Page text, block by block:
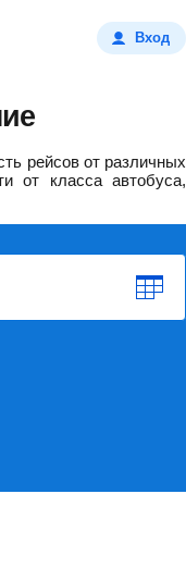
Вход
рейсов от различных
от класса автобуса,